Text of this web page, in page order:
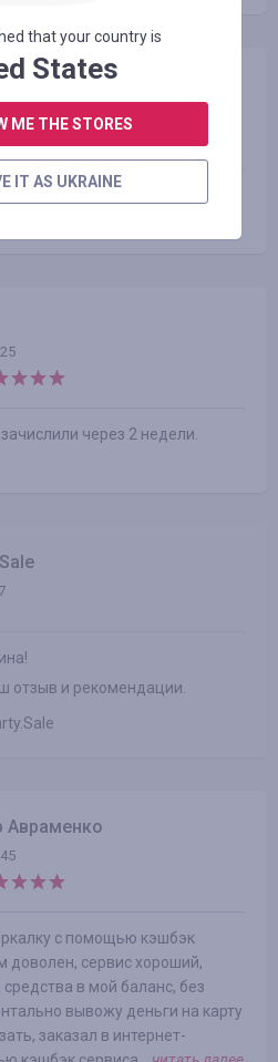
вернулся без проблем, хотя и
обычного.
через 2 недели.
отзыв и рекомендации.
Авраменко
с помощью кэшбэк
доволен, сервис хороший,
в мой баланс, без
вывожу деньги на карту
заказал в интернет-
that your country is
States
ME THE STORES
IT AS UKRAINE